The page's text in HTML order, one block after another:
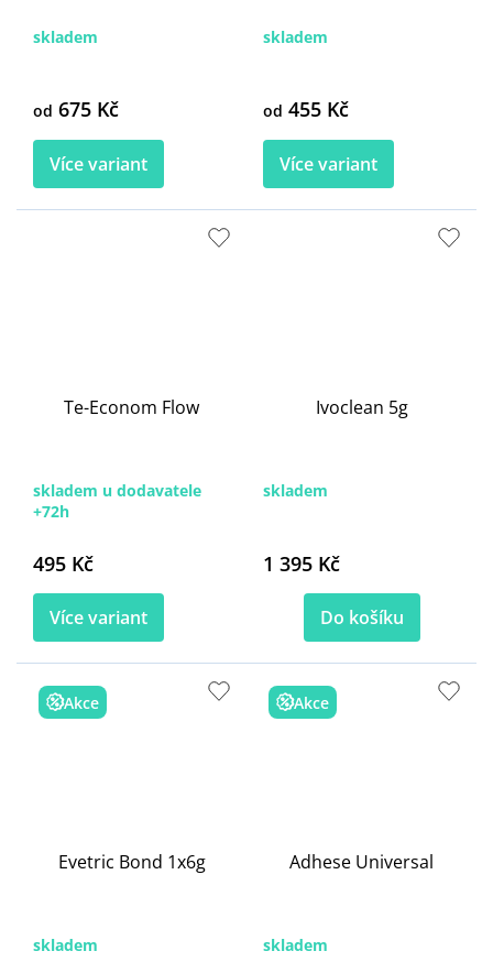
skladem
od 675 Kč
Více variant
skladem
od 455 Kč
Více variant
Te-Econom Flow
skladem u dodavatele
+72h
495 Kč
Více variant
Ivoclean 5g
skladem
1 395 Kč
Do košíku
Akce
Evetric Bond 1x6g
skladem
Akce
Adhese Universal
skladem